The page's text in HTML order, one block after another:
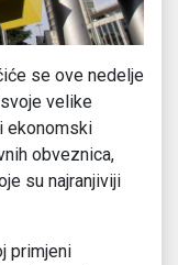
se ove nedelje
velike
ekonomski
obveznica,
su najranjiviji
primjeni